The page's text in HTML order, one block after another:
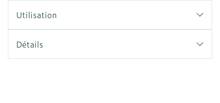
Utilisation
Détails